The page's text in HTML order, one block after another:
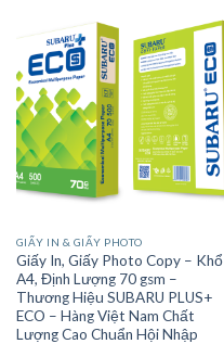
GIẤY IN & GIẤY PHOTO
Giấy In, Giấy Photo Copy – Khổ
A4, Định Lượng 70 gsm –
Thương Hiệu SUBARU PLUS+
ECO – Hàng Việt Nam Chất
Lượng Cao Chuẩn Hội Nhập